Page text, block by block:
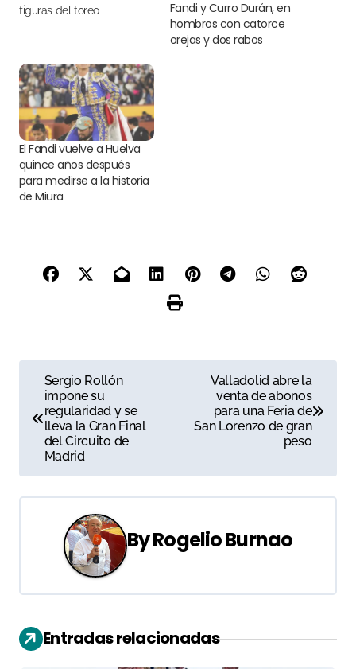
figuras del toreo
Fandi y Curro Durán, en
hombros con catorce
orejas y dos rabos
El Fandi vuelve a Huelva
quince años después
para medirse a la historia
de Miura
a
e
g
i
ó
Sergio Rollón
impone su
regularidad y se
lleva la Gran Final
del Circuito de
Madrid
Valladolid abre la
venta de abonos
para una Feria de
San Lorenzo de gran
peso
ByRogelio Burnao
Entradas relacionadas